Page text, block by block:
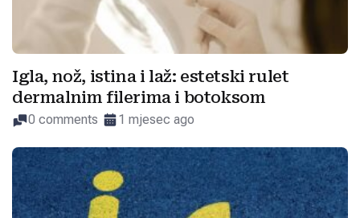
Igla, nož, istina i laž: estetski rulet
dermalnim filerima i botoksom
0 comments 1 mjesec ago